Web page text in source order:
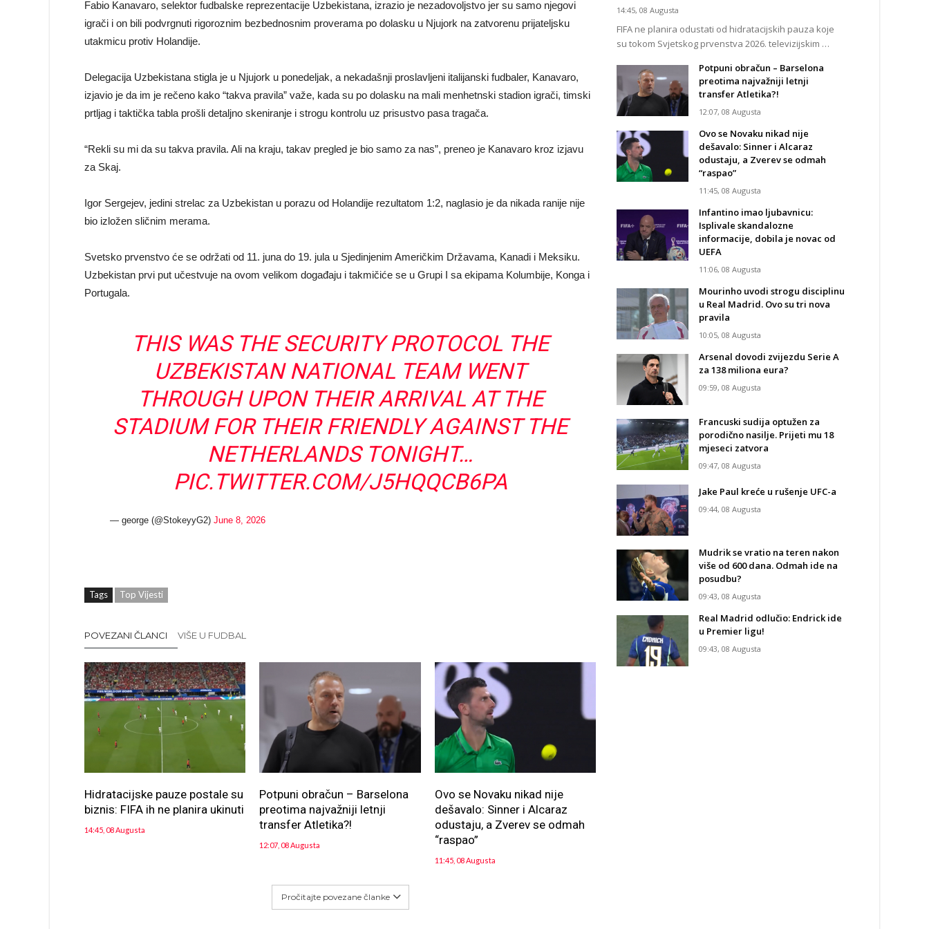
Fabio Kanavaro, selektor fudbalske reprezentacije Uzbekistana, izrazio je nezadovoljstvo jer su samo njegovi
igrači i on bili podvrgnuti rigoroznim bezbednosnim proverama po dolasku u Njujork na zatvorenu prijateljsku
utakmicu protiv Holandije.
Delegacija Uzbekistana stigla je u Njujork u ponedeljak, a nekadašnji proslavljeni italijanski fudbaler, Kanavaro,
izjavio je da im je rečeno kako “takva pravila” važe, kada su po dolasku na mali menhetnski stadion igrači, timski
prtljag i taktička tabla prošli detaljno skeniranje i strogu kontrolu uz prisustvo pasa tragača.
“Rekli su mi da su takva pravila. Ali na kraju, takav pregled je bio samo za nas”, preneo je Kanavaro kroz izjavu
za Skaj.
Igor Sergejev, jedini strelac za Uzbekistan u porazu od Holandije rezultatom 1:2, naglasio je da nikada ranije nije
bio izložen sličnim merama.
Svetsko prvenstvo će se održati od 11. juna do 19. jula u Sjedinjenim Američkim Državama, Kanadi i Meksiku.
Uzbekistan prvi put učestvuje na ovom velikom događaju i takmičiće se u Grupi I sa ekipama Kolumbije, Konga i
Portugala.
THIS WAS THE SECURITY PROTOCOL THE
UZBEKISTAN NATIONAL TEAM WENT
THROUGH UPON THEIR ARRIVAL AT THE
STADIUM FOR THEIR FRIENDLY AGAINST THE
NETHERLANDS TONIGHT…
PIC.TWITTER.COM/J5HQQCB6PA
— george (@StokeyyG2) June 8, 2026
Tags Top Vijesti
POVEZANI ČLANCI VIŠE U FUDBAL
Hidratacijske pauze postale su
biznis: FIFA ih ne planira ukinuti
14:45, 08 Augusta
Potpuni obračun – Barselona
preotima najvažniji letnji
transfer Atletika?!
12:07, 08 Augusta
Ovo se Novaku nikad nije
dešavalo: Sinner i Alcaraz
odustaju, a Zverev se odmah
“raspao”
11:45, 08 Augusta
Pročitajte povezane članke
14:45, 08 Augusta
FIFA ne planira odustati od hidratacijskih pauza koje
su tokom Svjetskog prvenstva 2026. televizijskim …
Potpuni obračun – Barselona
preotima najvažniji letnji
transfer Atletika?!
12:07, 08 Augusta
Ovo se Novaku nikad nije
dešavalo: Sinner i Alcaraz
odustaju, a Zverev se odmah
“raspao”
11:45, 08 Augusta
Infantino imao ljubavnicu:
Isplivale skandalozne
informacije, dobila je novac od
UEFA
11:06, 08 Augusta
Mourinho uvodi strogu disciplinu
u Real Madrid. Ovo su tri nova
pravila
10:05, 08 Augusta
Arsenal dovodi zvijezdu Serie A
za 138 miliona eura?
09:59, 08 Augusta
Francuski sudija optužen za
porodično nasilje. Prijeti mu 18
mjeseci zatvora
09:47, 08 Augusta
Jake Paul kreće u rušenje UFC-a
09:44, 08 Augusta
Mudrik se vratio na teren nakon
više od 600 dana. Odmah ide na
posudbu?
09:43, 08 Augusta
Real Madrid odlučio: Endrick ide
u Premier ligu!
09:43, 08 Augusta